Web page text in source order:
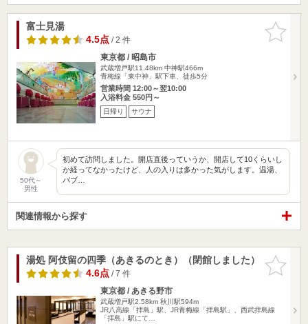
お気に入
りに追加
富士見湯
4.5点/ 2 件
東京都 / 昭島市
武蔵増戸駅11.48km 中神駅466m
青梅線「東中神」駅下車、徒歩5分
営業時間 12:00～翌10:00
入浴料金 550円～
日帰り サウナ
50代～
男性
初めて訪問しました。開店直後っていうか、開店して10くらいし
か経ってなかったけど、人の入りは多かった気がします。温湯、
バブ…
関連情報から探す
お気に入
りに追加
湯処 阿伎留の四季（あきるのとき）（閉館しました）
4.6点/ 7 件
東京都 / あきる野市
武蔵増戸駅2.58km 秋川駅594m
JR八高線「拝島」駅、JR青梅線「拝島駅」、西武拝島線
「拝島」駅にて…